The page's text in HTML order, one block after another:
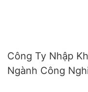
Công Ty Nhập
Ngành Công